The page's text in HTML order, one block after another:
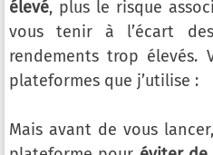
élevé, plus le risque
vous tenir à l’écart
rendements trop élevés.
plateformes que j’utilise :
Mais avant de vous